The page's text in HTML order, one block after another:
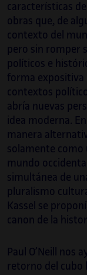
características
obras que, de
contexto del
pero sin romper
políticos e
forma expositiva
contextos
abría nuevas
idea moderna.
manera
solamente como
mundo
simultánea de
pluralismo
Kassel se
canon de la
Paul O’Neill nos
retorno del cubo